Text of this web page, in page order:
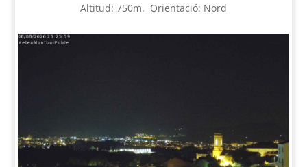
Altitud: 750m. Orientació: Nord